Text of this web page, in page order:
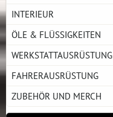
INTERIEUR
ÖLE & FLÜSSIGKEITEN
WERKSTATTAUSRÜSTUNG
FAHRERAUSRÜSTUNG
ZUBEHÖR UND MERCH